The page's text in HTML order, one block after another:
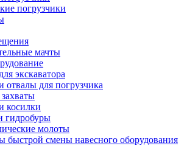
погрузчики
мачты
экскаватора
отвалы для погрузчика
косилки
гидробуры
молоты
быстрой смены навесного оборудования